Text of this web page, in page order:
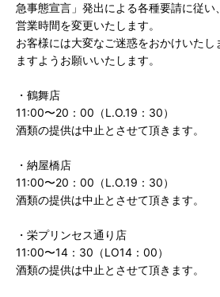
急事態宣言」発出による各種要請に従い
営業時間を変更いたします。
お客様には大変なご迷惑をおかけいたし
ますようお願いいたします。
・鶴舞店
11:00〜20：00（L.O.19：30）
酒類の提供は中止とさせて頂きます。
・納屋橋店
11:00〜20：00（L.O.19：30）
酒類の提供は中止とさせて頂きます。
・栄プリンセス通り店
11:00〜14：30（LO14：00）
酒類の提供は中止とさせて頂きます。